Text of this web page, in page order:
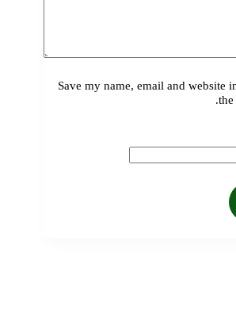
Save my name, email and website
the